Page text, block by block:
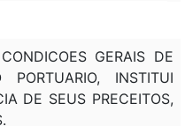
GERAIS DE
PORTUARIO, INSTITUI
DE SEUS PRECEITOS,